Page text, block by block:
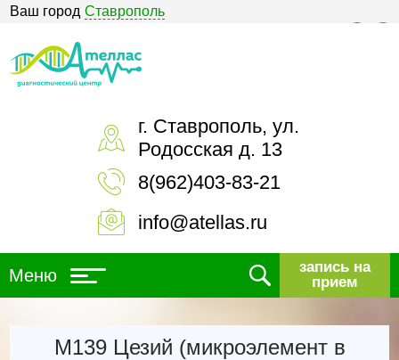
Ваш город Ставрополь
г. Ставрополь, ул.
Родосская д. 13
8(962)403-83-21
info@atellas.ru
Меню
запись на
прием
М139 Цезий (микроэлемент в